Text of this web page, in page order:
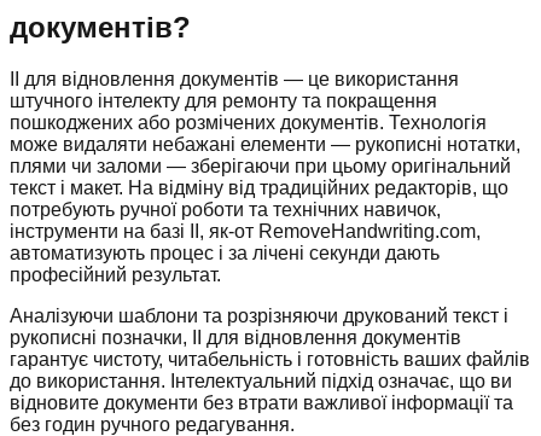
документів?
ІІ для відновлення документів — це використання
штучного інтелекту для ремонту та покращення
пошкоджених або розмічених документів. Технологія
може видаляти небажані елементи — рукописні нотатки,
плями чи заломи — зберігаючи при цьому оригінальний
текст і макет. На відміну від традиційних редакторів, що
потребують ручної роботи та технічних навичок,
інструменти на базі ІІ, як-от RemoveHandwriting.com,
автоматизують процес і за лічені секунди дають
професійний результат.
Аналізуючи шаблони та розрізняючи друкований текст і
рукописні позначки, ІІ для відновлення документів
гарантує чистоту, читабельність і готовність ваших файлів
до використання. Інтелектуальний підхід означає, що ви
відновите документи без втрати важливої інформації та
без годин ручного редагування.